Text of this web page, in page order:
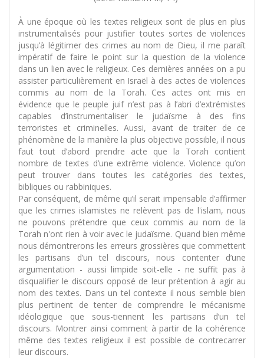
À une époque où les textes religieux sont de plus en plus
instrumentalisés pour justifier toutes sortes de violences
jusqu’à légitimer des crimes au nom de Dieu, il me paraît
impératif de faire le point sur la question de la violence
dans un lien avec le religieux. Ces dernières années on a pu
assister particulièrement en Israël à des actes de violences
commis au nom de la Torah. Ces actes ont mis en
évidence que le peuple juif n’est pas à l’abri d’extrémistes
capables d’instrumentaliser le judaïsme à des fins
terroristes et criminelles. Aussi, avant de traiter de ce
phénomène de la manière la plus objective possible, il nous
faut tout d’abord prendre acte que la Torah contient
nombre de textes d’une extrême violence. Violence qu’on
peut trouver dans toutes les catégories des textes,
bibliques ou rabbiniques.
Par conséquent, de même qu’il serait impensable d’affirmer
que les crimes islamistes ne relèvent pas de l'islam, nous
ne pouvons prétendre que ceux commis au nom de la
Torah n'ont rien à voir avec le judaïsme. Quand bien même
nous démontrerons les erreurs grossières que commettent
les partisans d’un tel discours, nous contenter d’une
argumentation - aussi limpide soit-elle - ne suffit pas à
disqualifier le discours opposé de leur prétention à agir au
nom des textes. Dans un tel contexte il nous semble bien
plus pertinent de tenter de comprendre le mécanisme
idéologique que sous-tiennent les partisans d’un tel
discours. Montrer ainsi comment à partir de la cohérence
même des textes religieux il est possible de contrecarrer
leur discours.